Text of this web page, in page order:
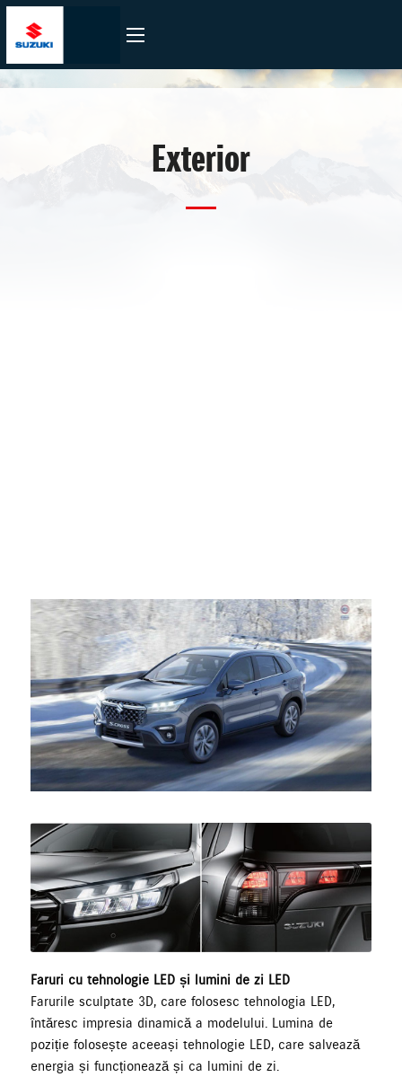
Exterior
Faruri cu tehnologie LED și lumini de zi LED
Farurile sculptate 3D, care folosesc tehnologia LED,
întăresc impresia dinamică a modelului. Lumina de
poziție folosește aceeași tehnologie LED, care salvează
energia și funcționează și ca lumini de zi.